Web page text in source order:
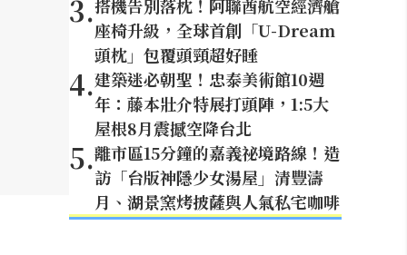
3.搭機告別落枕！阿聯酋航空經濟艙
座椅升級，全球首創「U-Dream
頭枕」包覆頭頸超好睡
4.建築迷必朝聖！忠泰美術館10週
年：藤本壯介特展打頭陣，1:5大
屋根8月震撼空降台北
5.離市區15分鐘的嘉義祕境路線！造
訪「台版神隱少女湯屋」清豐濤
月、湖景窯烤披薩與人氣私宅咖啡